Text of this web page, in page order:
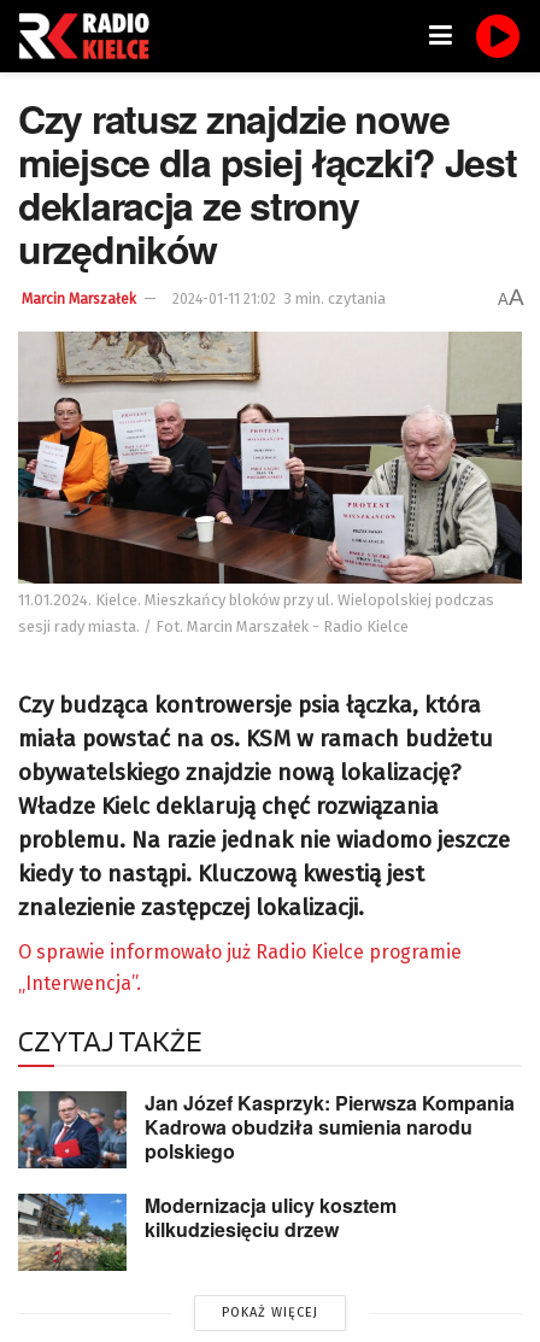
Czy ratusz znajdzie nowe
miejsce dla psiej łączki? Jest
deklaracja ze strony
urzędników
Marcin Marszałek 2024-01-11 21:02 3 min. czytania AA
11.01.2024. Kielce. Mieszkańcy bloków przy ul. Wielopolskiej podczas
sesji rady miasta. / Fot. Marcin Marszałek - Radio Kielce
Czy budząca kontrowersje psia łączka, która
miała powstać na os. KSM w ramach budżetu
obywatelskiego znajdzie nową lokalizację?
Władze Kielc deklarują chęć rozwiązania
problemu. Na razie jednak nie wiadomo jeszcze
kiedy to nastąpi. Kluczową kwestią jest
znalezienie zastępczej lokalizacji.
O sprawie informowało już Radio Kielce programie
„Interwencja”.
CZYTAJ TAKŻE
Jan Józef Kasprzyk: Pierwsza Kompania
Kadrowa obudziła sumienia narodu
polskiego
Modernizacja ulicy kosztem
kilkudziesięciu drzew
POKAŻ WIĘCEJ